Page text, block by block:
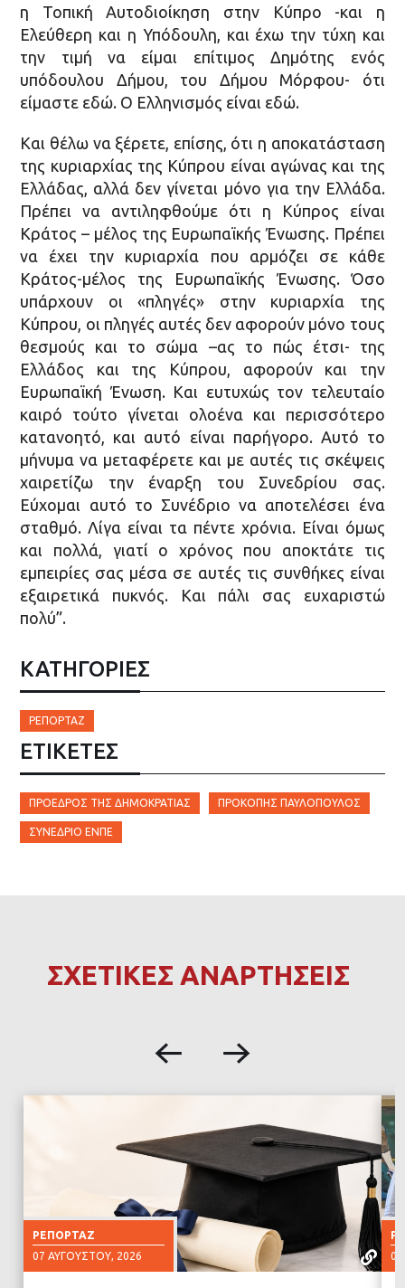
η Τοπική Αυτοδιοίκηση στην Κύπρο -και η
Ελεύθερη και η Υπόδουλη, και έχω την τύχη και
την τιμή να είμαι επίτιμος Δημότης ενός
υπόδουλου Δήμου, του Δήμου Μόρφου- ότι
είμαστε εδώ. Ο Ελληνισμός είναι εδώ.
Και θέλω να ξέρετε, επίσης, ότι η αποκατάσταση
της κυριαρχίας της Κύπρου είναι αγώνας και της
Ελλάδας, αλλά δεν γίνεται μόνο για την Ελλάδα.
Πρέπει να αντιληφθούμε ότι η Κύπρος είναι
Κράτος – μέλος της Ευρωπαϊκής Ένωσης. Πρέπει
να έχει την κυριαρχία που αρμόζει σε κάθε
Κράτος-μέλος της Ευρωπαϊκής Ένωσης. Όσο
υπάρχουν οι «πληγές» στην κυριαρχία της
Κύπρου, οι πληγές αυτές δεν αφορούν μόνο τους
θεσμούς και το σώμα –ας το πώς έτσι- της
Ελλάδος και της Κύπρου, αφορούν και την
Ευρωπαϊκή Ένωση. Και ευτυχώς τον τελευταίο
καιρό τούτο γίνεται ολοένα και περισσότερο
κατανοητό, και αυτό είναι παρήγορο. Αυτό το
μήνυμα να μεταφέρετε και με αυτές τις σκέψεις
χαιρετίζω την έναρξη του Συνεδρίου σας.
Εύχομαι αυτό το Συνέδριο να αποτελέσει ένα
σταθμό. Λίγα είναι τα πέντε χρόνια. Είναι όμως
και πολλά, γιατί ο χρόνος που αποκτάτε τις
εμπειρίες σας μέσα σε αυτές τις συνθήκες είναι
εξαιρετικά πυκνός. Και πάλι σας ευχαριστώ
πολύ”.
ΚΑΤΗΓΟΡΙΕΣ
ΡΕΠΟΡΤΆΖ
ΕΤΙΚΈΤΕΣ
ΠΡΌΕΔΡΟΣ ΤΗΣ ΔΗΜΟΚΡΑΤΊΑΣ ΠΡΟΚΌΠΗΣ ΠΑΥΛΌΠΟΥΛΟΣ
ΣΥΝΈΔΡΙΟ ΕΝΠΕ
ΣΧΕΤΙΚΕΣ ΑΝΑΡΤΗΣΕΙΣ
ΡΕΠΟΡΤΆΖ
07 ΑΥΓΟΎΣΤΟΥ, 2026